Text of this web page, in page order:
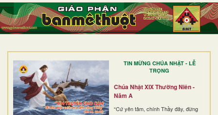
TIN MỪNG CHÚA NHẬT - LỄ
TRỌNG
Chúa Nhật XIX Thường Niên -
Năm A
“Cứ yên tâm, chính Thầy đây, đừng
TRANG NHẤT
GIỚI THIỆU
DÒNG TU
BAN MỤC VỤ
ĐOÀN THỂ CG